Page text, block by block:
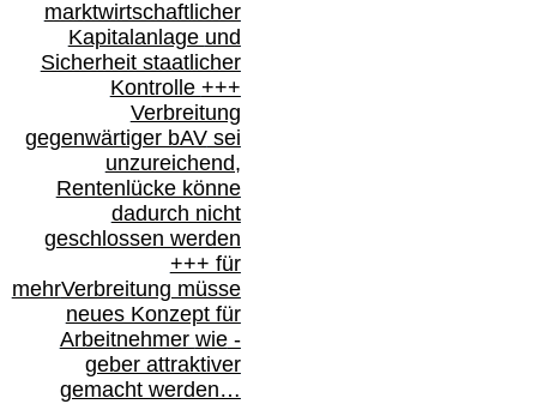
marktwirtschaftlicher
Kapitalanlage und
Sicherheit staatlicher
Kontrolle +++
Verbreitung
gegenwärtiger bAVsei
unzureichend,
Rentenlücke könne
dadurch nicht
geschlossen werden
+++ für
mehrVerbreitung müsse
neues Konzept für
Arbeitnehmer wie-
geber attraktiver
gemacht werden…